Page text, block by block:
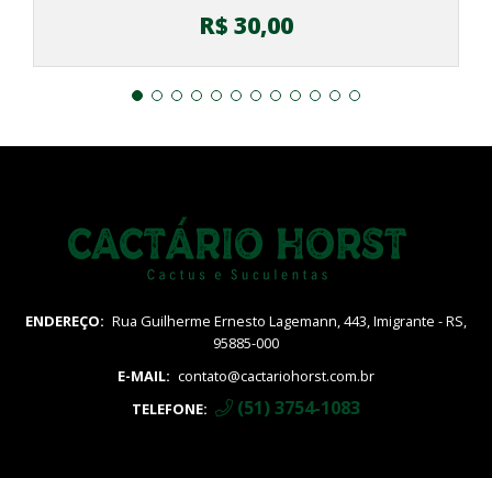
R$ 30,00
ENDEREÇO: Rua Guilherme Ernesto Lagemann, 443, Imigrante - RS,
95885-000
E-MAIL: contato@cactariohorst.com.br
TELEFONE:
(51) 3754-1083